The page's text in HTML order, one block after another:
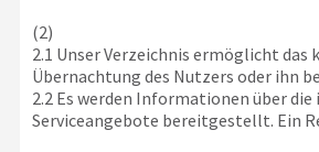
(2)
2.1 Unser Verzeichnis ermöglicht
Übernachtung des Nutzers oder ihn
2.2 Es werden Informationen über
Serviceangebote bereitgestellt. Ein